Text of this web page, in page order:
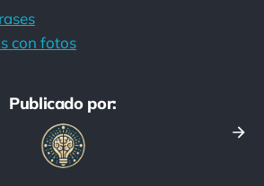
con fotos
Publicado por: